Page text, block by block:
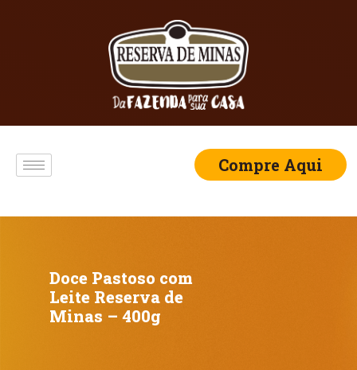
Compre Aqui
Doce Pastoso com
Leite Reserva de
Minas – 400g